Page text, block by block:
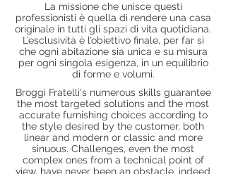
La missione che unisce questi
professionisti è quella di rendere una casa
originale in tutti gli spazi di vita quotidiana.
L’esclusività è l’obiettivo finale, per far sì
che ogni abitazione sia unica e su misura
per ogni singola esigenza, in un equilibrio
di forme e volumi.
Broggi Fratelli's numerous skills guarantee
the most targeted solutions and the most
accurate furnishing choices according to
the style desired by the customer, both
linear and modern or classic and more
sinuous. Challenges, even the most
complex ones from a technical point of
view, have never been an obstacle, indeed